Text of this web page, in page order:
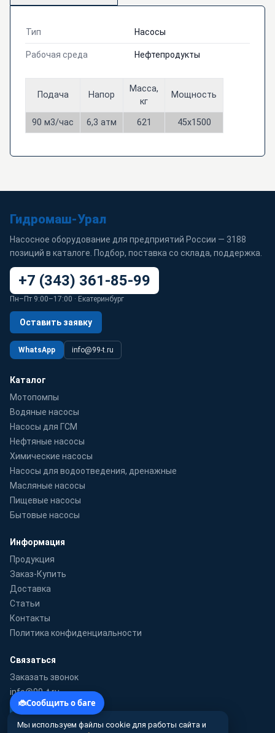
Тип Насосы
Рабочая среда Нефтепродукты
Подача Напор
Масса,
кг
Мощность
90 м3/час 6,3 атм 621 45х1500
Гидромаш-Урал
Насосное оборудование для предприятий России — 3188
позиций в каталоге. Подбор, поставка со склада, поддержка.
+7 (343) 361-85-99
Пн–Пт 9:00–17:00 · Екатеринбург
Оставить заявку
WhatsApp info@99-t.ru
Каталог
Мотопомпы
Водяные насосы
Насосы для ГСМ
Нефтяные насосы
Химические насосы
Насосы для водоотведения, дренажные
Масляные насосы
Пищевые насосы
Бытовые насосы
Информация
Продукция
Заказ-Купить
Доставка
Статьи
Контакты
Политика конфиденциальности
Связаться
Заказать звонок
info@99-t.ru
WhatsApp
Мы используем файлы cookie для работы сайта и